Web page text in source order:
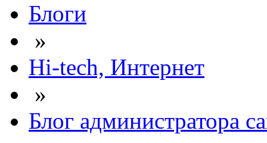
Блоги
»
Hi-tech, Интернет
»
Блог администратора